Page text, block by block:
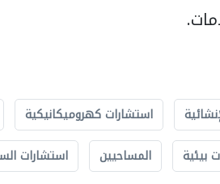
استشارات كهروميكانيكية
بيئية المساحيين استشارات